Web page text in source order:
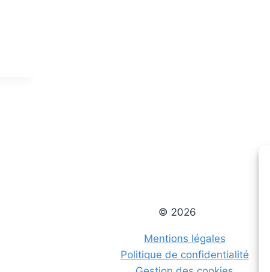
© 2026
Mentions légales
Politique de confidentialité